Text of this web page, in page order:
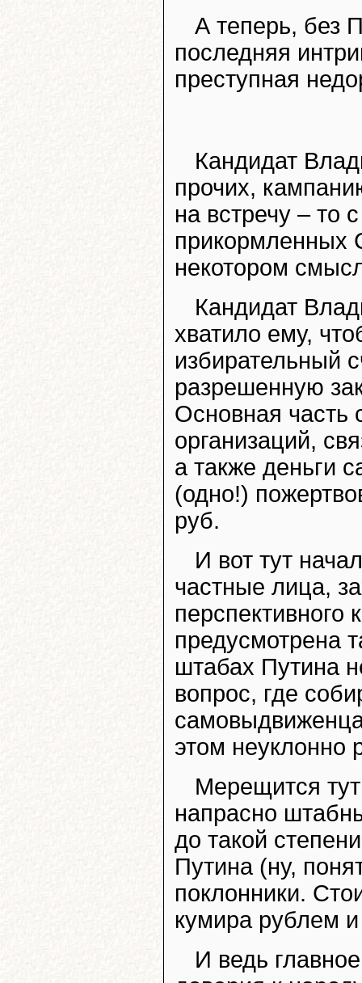
А теперь, без
последняя
преступная
Кандидат
прочих,
на встречу – то
прикормленных
некотором
Кандидат
хватило ему,
избирательный
разрешенную
Основная
организаций,
а также деньги
(одно!)
руб.
И вот тут
частные лица,
перспективного
предусмотрена
штабах Путина
вопрос, где
этом неуклонно
Мерещится
напрасно
до такой
Путина (ну,
поклонники.
кумира рублем
И ведь